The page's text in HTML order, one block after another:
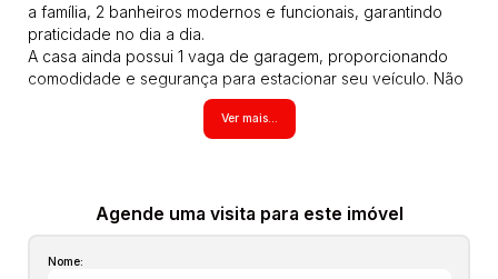
a família, 2 banheiros modernos e funcionais, garantindo
praticidade no dia a dia.
A casa ainda possui 1 vaga de garagem, proporcionando
comodidade e segurança para estacionar seu veículo. Não
perca essa oportunidade de adquirir um imóvel espaçoso,
bem localizado e com um excelente custo-benefício.
PREVISÃO DE ENTREGA ABRIL 2026
detalhes dessa incrível casa. Você vai se encantar!
Todos os imóveis anunciados estão sujeitos a terem seus
valores (aluguel, preço de venda, condomínio, iptu, tcrs,
Ver mais...
Agende uma visita para este imóvel
Nome: